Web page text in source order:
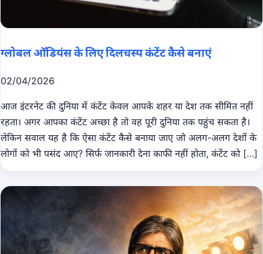
ग्लोबल ऑडियंस के लिए दिलचस्प कंटेंट कैसे बनाएं
02/04/2026
आज इंटरनेट की दुनिया में कंटेंट केवल आपके शहर या देश तक सीमित नहीं
रहता। अगर आपका कंटेंट अच्छा है तो वह पूरी दुनिया तक पहुंच सकता है।
लेकिन सवाल यह है कि ऐसा कंटेंट कैसे बनाया जाए जो अलग-अलग देशों के
लोगों को भी पसंद आए? सिर्फ जानकारी देना काफी नहीं होता, कंटेंट को […]